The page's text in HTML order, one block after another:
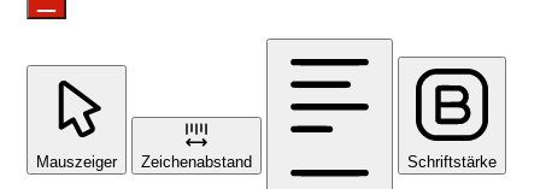
Mauszeiger Zeichenabstand Schriftstärke